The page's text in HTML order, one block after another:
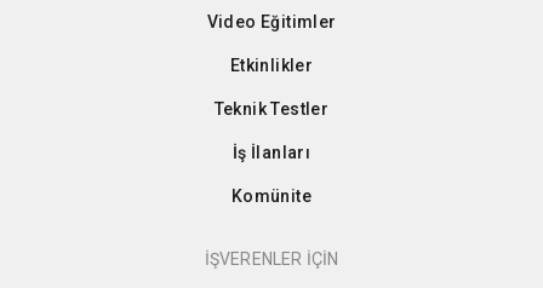
Video Eğitimler
Etkinlikler
Teknik Testler
İş İlanları
Komünite
İŞVERENLER İÇİN